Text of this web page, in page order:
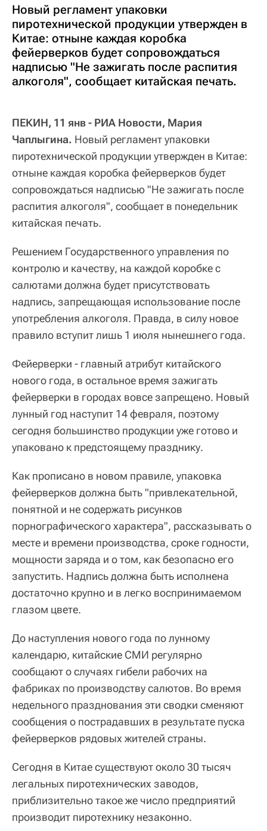
Новый регламент упаковки
пиротехнической продукции утвержден в
Китае: отныне каждая коробка
фейерверков будет сопровождаться
надписью "Не зажигать после распития
алкоголя", сообщает китайская печать.
ПЕКИН, 11 янв - РИА Новости, Мария
Чаплыгина. Новый регламент упаковки
пиротехнической продукции утвержден в Китае:
отныне каждая коробка фейерверков будет
сопровождаться надписью "Не зажигать после
распития алкоголя", сообщает в понедельник
китайская печать.
Решением Государственного управления по
контролю и качеству, на каждой коробке с
салютами должна будет присутствовать
надпись, запрещающая использование после
употребления алкоголя. Правда, в силу новое
правило вступит лишь 1 июля нынешнего года.
Фейерверки - главный атрибут китайского
нового года, в остальное время зажигать
фейерверки в городах вовсе запрещено. Новый
лунный год наступит 14 февраля, поэтому
сегодня большинство продукции уже готово и
упаковано к предстоящему празднику.
Как прописано в новом правиле, упаковка
фейерверков должна быть "привлекательной,
понятной и не содержать рисунков
порнографического характера", рассказывать о
месте и времени производства, сроке годности,
мощности заряда и о том, как безопасно его
запустить. Надпись должна быть исполнена
достаточно крупно и в легко воспринимаемом
глазом цвете.
До наступления нового года по лунному
календарю, китайские СМИ регулярно
сообщают о случаях гибели рабочих на
фабриках по производству салютов. Во время
недельного празднования эти сводки сменяют
сообщения о пострадавших в результате пуска
фейерверков рядовых жителей страны.
Сегодня в Китае существуют около 30 тысяч
легальных пиротехнических заводов,
приблизительно такое же число предприятий
производит пиротехнику незаконно.